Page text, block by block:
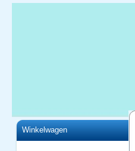
Winkelwagen